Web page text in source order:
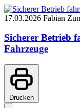
17.03.2026 Fabian
Sicherer Betrieb
Fahrzeuge
Drucken